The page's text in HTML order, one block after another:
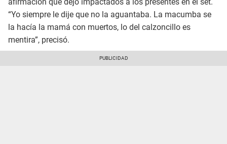
“Yo siempre le dije que no la aguantaba. La macumba se
la hacía la mamá con muertos, lo del calzoncillo es
mentira”, precisó.